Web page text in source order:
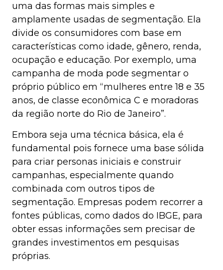
uma das formas mais simples e
amplamente usadas de segmentação. Ela
divide os consumidores com base em
características como idade, gênero, renda,
ocupação e educação. Por exemplo, uma
campanha de moda pode segmentar o
próprio público em “mulheres entre 18 e 35
anos, de classe econômica C e moradoras
da região norte do Rio de Janeiro”.
Embora seja uma técnica básica, ela é
fundamental pois fornece uma base sólida
para criar personas iniciais e construir
campanhas, especialmente quando
combinada com outros tipos de
segmentação. Empresas podem recorrer a
fontes públicas, como dados do IBGE, para
obter essas informações sem precisar de
grandes investimentos em pesquisas
próprias.